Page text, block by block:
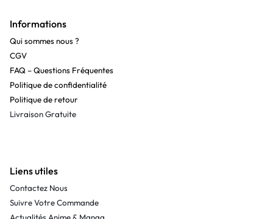
Informations
Qui sommes nous ?
CGV
FAQ – Questions Fréquentes
Politique de confidentialité
Politique de retour
Livraison Gratuite
Liens utiles
Contactez Nous
Suivre Votre Commande